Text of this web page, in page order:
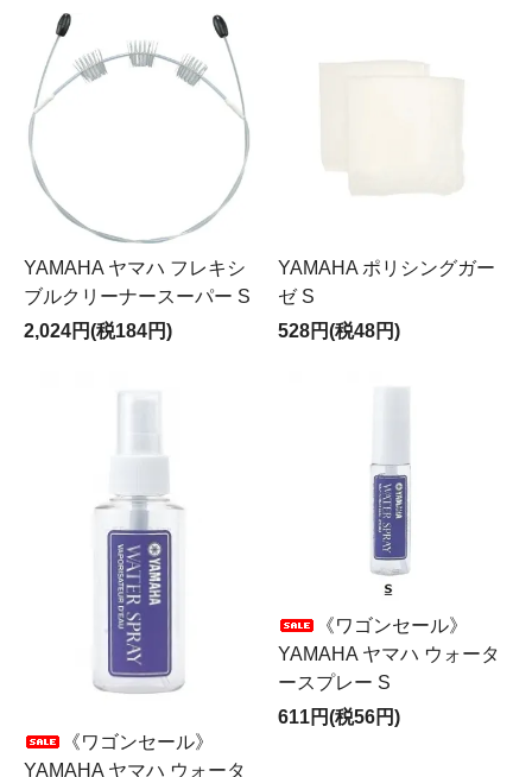
YAMAHA ヤマハ フレキシ
ブルクリーナースーパー S
2,024円(税184円)
YAMAHA ポリシングガー
ゼ S
528円(税48円)
《ワゴンセール》
YAMAHA ヤマハ ウォータ
《ワゴンセール》
YAMAHA ヤマハ ウォータ
ースプレー S
611円(税56円)